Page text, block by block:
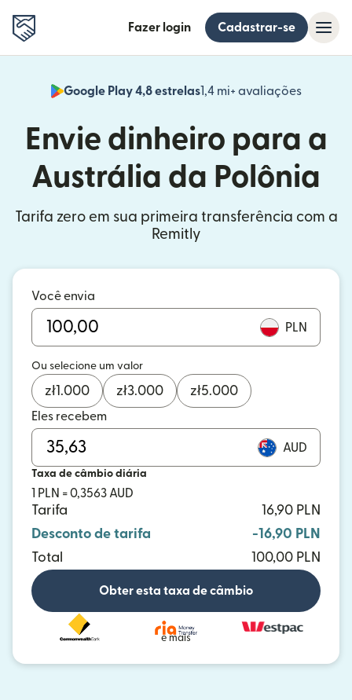
Fazer login Cadastrar-se
Google Play 4,8 estrelas1,4 mi+ avaliações
(abre
Envie dinheiro para a
Austrália da Polônia
Tarifa zero em sua primeira transferência com a
Remitly
Você envia
PLN
Ou selecione um valor
zł1.000 zł3.000 zł5.000
Eles recebem
AUD
Taxa de câmbio diária
1 PLN = 0,3563 AUD
Tarifa
16,90 PLN
Desconto de tarifa
-16,90 PLN
Total
100,00 PLN
Obter esta taxa de câmbio
e mais